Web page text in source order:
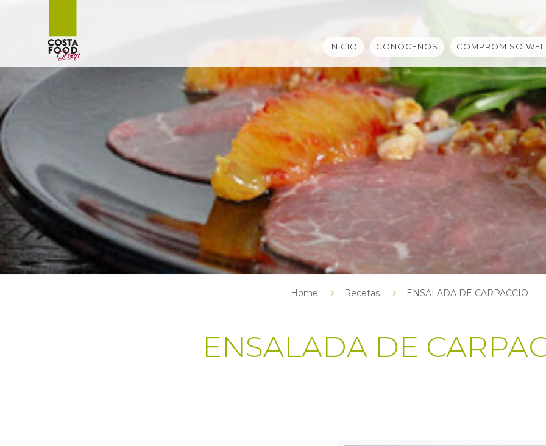
INICIO CONÓCENOS COMPROMISO
Home Recetas ENSALADA DE CARPACCIO
ENSALADA DE